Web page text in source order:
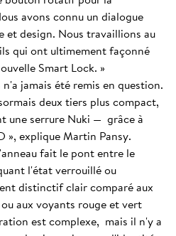
avons connu un dialogue
et design. Nous travaillions au
qui ont ultimement façonné
Smart Lock. »
jamais été remis en question.
deux tiers plus compact,
une serrure Nuki — grâce à
», explique Martin Pansy.
fait le pont entre le
l'état verrouillé ou
distinctif clair comparé aux
aux voyants rouge et vert
est complexe, mais il n'y a